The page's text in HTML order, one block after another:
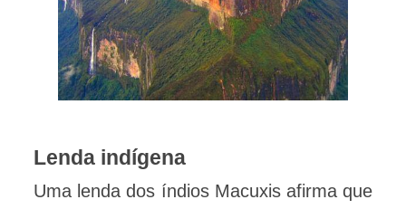
Lenda indígena
Uma lenda dos índios Macuxis afirma que